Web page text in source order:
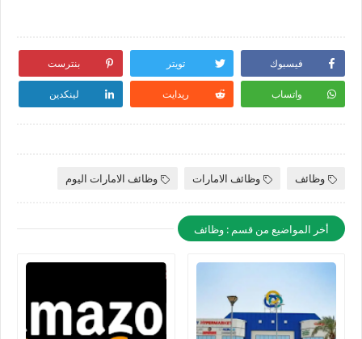
فيسبوك تويتر بنترست
واتساب ريدايت لينكدين
وظائف وظائف الامارات وظائف الامارات اليوم
أخر المواضيع من قسم : وظائف